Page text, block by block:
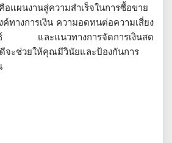
แผนงานสู่ความสำเร็จในการซื้อขาย
ทางการเงิน ความอดทนต่อความเสี่ยง
ซ์ และแนวทางการจัดการเงินสด
จะช่วยให้คุณมีวินัยและป้องกันการ